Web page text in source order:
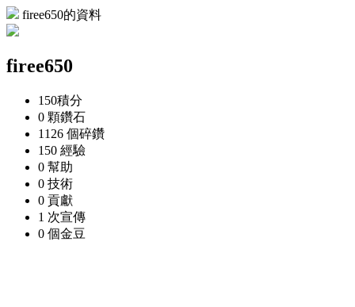
firee650的資料
firee650
150積分
0 顆鑽石
1126 個碎鑽
150 經驗
0 幫助
0 技術
0 貢獻
1 次宣傳
0 個金豆